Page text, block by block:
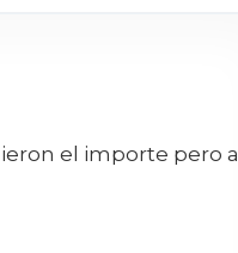
el importe pero al